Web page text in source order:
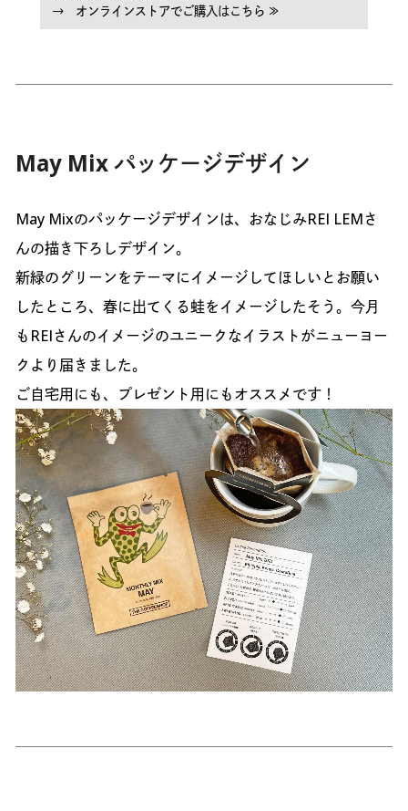
→ オンラインストアでご購入はこちら ≫
May Mix パッケージデザイン
May Mixのパッケージデザインは、おなじみREI LEMさ
んの描き下ろしデザイン。
新緑のグリーンをテーマにイメージしてほしいとお願い
したところ、春に出てくる蛙をイメージしたそう。今月
もREIさんのイメージのユニークなイラストがニューヨー
クより届きました。
ご自宅用にも、プレゼント用にもオススメです！